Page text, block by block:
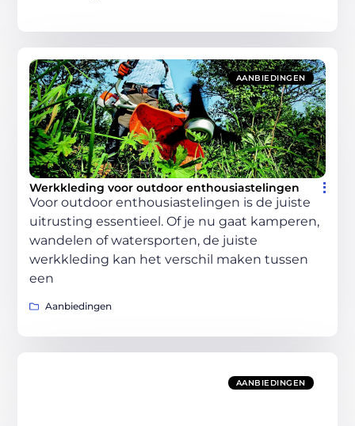
AANBIEDINGEN
Werkkleding voor outdoor enthousiastelingen
Voor outdoor enthousiastelingen is de juiste
uitrusting essentieel. Of je nu gaat kamperen,
wandelen of watersporten, de juiste
werkkleding kan het verschil maken tussen
een
Aanbiedingen
AANBIEDINGEN